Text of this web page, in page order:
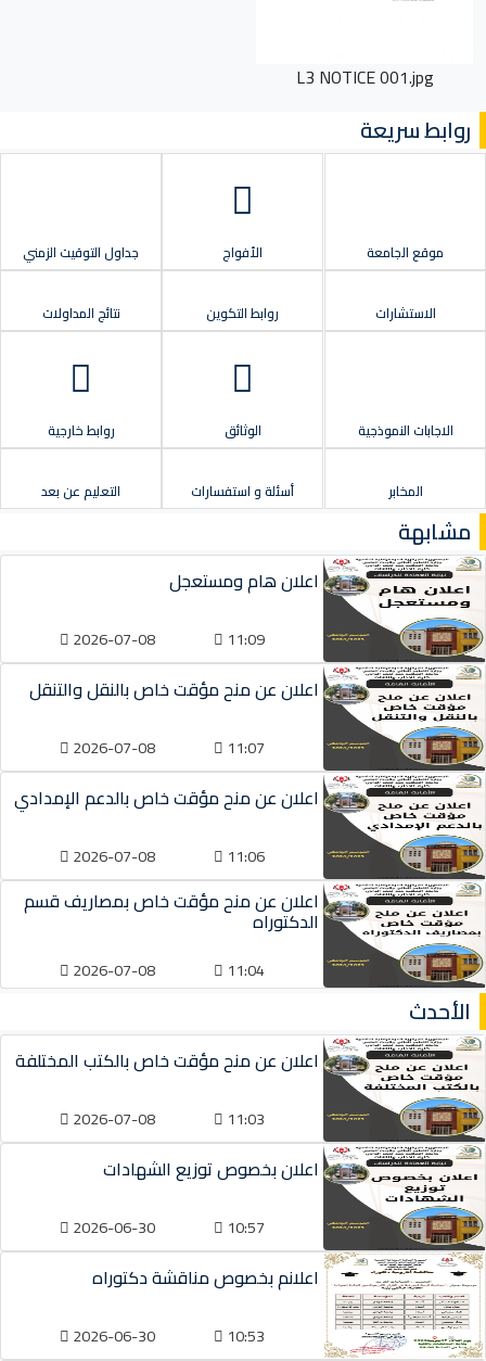
L3 NOTICE 001.jpg
روابط سريعة
موقع الجامعة الأفواج جداول التوقيت الزمني
الاستشارات روابط التكوين نتائج المداولات
الاجابات النموذجية الوثائق روابط خارجية
المخابر أسئلة و استفسارات التعليم عن بعد
مشابهة
اعلان هام ومستعجل
11:09
2026-07-08
اعلان عن منح مؤقت خاص بالنقل والتنقل
11:07
2026-07-08
اعلان عن منح مؤقت خاص بالدعم الإمدادي
11:06
2026-07-08
اعلان عن منح مؤقت خاص بمصاريف قسم
الدكتوراه
11:04
2026-07-08
الأحدث
اعلان عن منح مؤقت خاص بالكتب المختلفة
11:03
2026-07-08
اعلان بخصوص توزيع الشهادات
10:57
2026-06-30
اعلانم بخصوص مناقشة دكتوراه
10:53
2026-06-30